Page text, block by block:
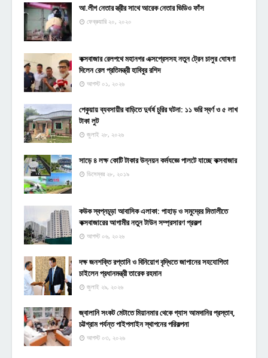
আ.লীগ নেতার স্ত্রীর সাথে আরেক নেতার ভিডিও ফাঁস
ফেব্রুয়ারি ২০, ২০২০
কক্সবাজার রেলপথে মহানগর এক্সপ্রেসসহ নতুন ট্রেন চালুর ঘোষণা
দিলেন রেল প্রতিমন্ত্রী হাবিবুর রশিদ
আগস্ট ০১, ২০২৬
পেকুয়ায় ব্যবসায়ীর বাড়িতে দুর্ধর্ষ চুরির ঘটনা: ১১ ভরি স্বর্ণ ও ৫ লাখ
টাকা লুট
জুলাই ২৮, ২০২৬
সাড়ে ৪ লক্ষ কোটি টাকার উন্নয়ন কর্মযজ্ঞে পালটে যাচ্ছে কক্সবাজার
ডিসেম্বর ২৮, ২০১৯
কউক স্বপ্নচূড়া আবাসিক এলাকা: পাহাড় ও সমুদ্রের মিতালীতে
কক্সবাজারের আগামীর নতুন টাউন সম্প্রসারণ প্রকল্প
আগস্ট ০৬, ২০২৬
দক্ষ জনশক্তি রপ্তানি ও বিনিয়োগ বৃদ্ধিতে জাপানের সহযোগিতা
চাইলেন প্রধানমন্ত্রী তারেক রহমান
জুলাই ২৯, ২০২৬
জ্বালানি সংকট মেটাতে মিয়ানমার থেকে গ্যাস আমদানির প্রস্তাব,
চট্টগ্রাম পর্যন্ত পাইপলাইন স্থাপনের পরিকল্পনা
আগস্ট ০৩, ২০২৬